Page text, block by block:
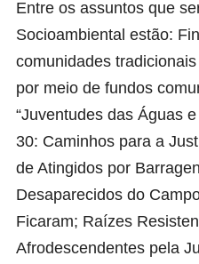
Entre os assuntos que
Socioambiental estão:
comunidades
por meio de fundos
“Juventudes das Águas
30: Caminhos para a
de Atingidos por
Desaparecidos do
Ficaram; Raízes
Afrodescendentes pela